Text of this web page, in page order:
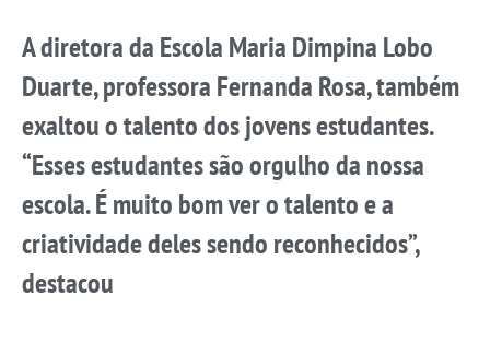
A diretora da Escola Maria Dimpina Lobo
Duarte, professora Fernanda Rosa, também
exaltou o talento dos jovens estudantes.
“Esses estudantes são orgulho da nossa
escola. É muito bom ver o talento e a
criatividade deles sendo reconhecidos”,
destacou